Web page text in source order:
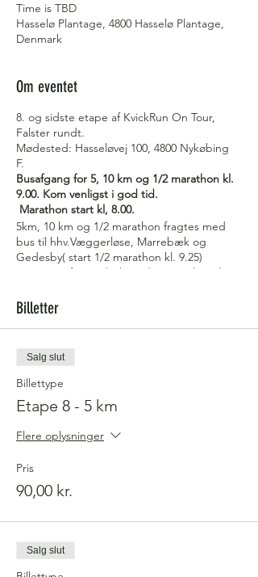
Time is TBD
Hasselø Plantage, 4800 Hasselø Plantage,
Denmark
Om eventet
8. og sidste etape af KvickRun On Tour,
Falster rundt.
Mødested: Hasseløvej 100, 4800 Nykøbing
F.
Busafgang for 5, 10 km og 1/2 marathon kl.
9.00. Kom venligst i god tid.
Marathon start kl, 8.00.
5km, 10 km og 1/2 marathon fragtes med
bus til hhv.Væggerløse, Marrebæk og
Gedesby( start 1/2 marathon kl. 9.25)
Ruten går fra Gedesby, ad gammelvej til
Næsbanken/ Hasseløvej og Naturstien til
Hassselø Plantage
Der vil være basic depoter for hver ca. 5 km.
Fyldigt depot i mål.
Der forefindes 1 toilet ved mødested/mål.
Underlaget er mest asfalt, men også lidt
græs/sti. Ruten er mærket. Ruten er egnet
for løbevogn, dog er det lidt besværligt på
naturstien.
Du får vores specielle on tour medalje første
De næste etaper får du vores almindelige
distancemedalje samt en nummereret pin.
du fuldført Falster rundt ruten. Der er
pins til 1⁄2 Marathon og Marathon.
Billetter
Salg slut
Billettype
Etape 8 - 5 km
Flere oplysninger
Pris
90,00 kr.
Salg slut